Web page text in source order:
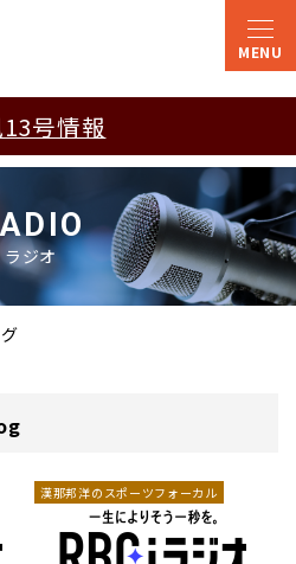
号情報
ラジオ
漢那邦洋のスポーツフォーカル